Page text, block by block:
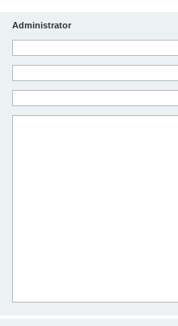
Administrator